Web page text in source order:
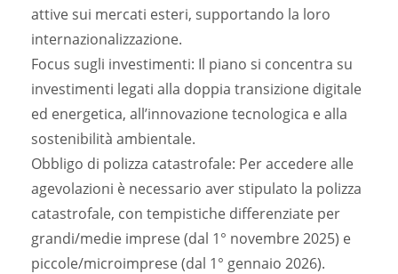
attive sui mercati esteri, supportando la loro
internazionalizzazione.
Focus sugli investimenti: Il piano si concentra su
investimenti legati alla doppia transizione digitale
ed energetica, all’innovazione tecnologica e alla
sostenibilità ambientale.
Obbligo di polizza catastrofale: Per accedere alle
agevolazioni è necessario aver stipulato la polizza
catastrofale, con tempistiche differenziate per
grandi/medie imprese (dal 1° novembre 2025) e
piccole/microimprese (dal 1° gennaio 2026).